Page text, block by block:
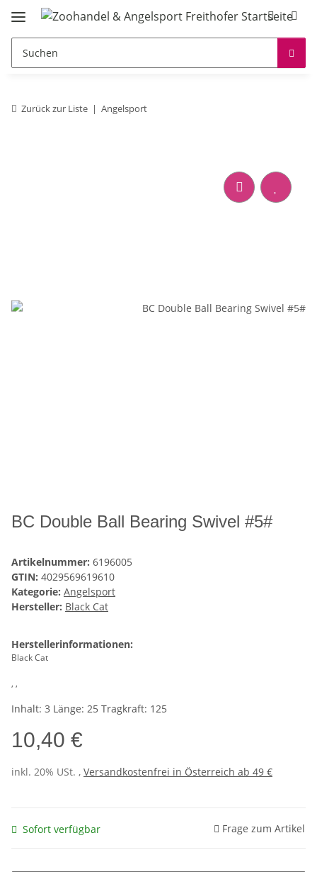
Zurück zur Liste Angelsport
BC Double Ball Bearing Swivel #5#
Artikelnummer: 6196005
GTIN: 4029569619610
Kategorie: Angelsport
Hersteller: Black Cat
Herstellerinformationen:
Black Cat
, ,
Inhalt: 3 Länge: 25 Tragkraft: 125
10,40 €
inkl. 20% USt. , Versandkostenfrei in Österreich ab 49 €
Sofort verfügbar Frage zum Artikel